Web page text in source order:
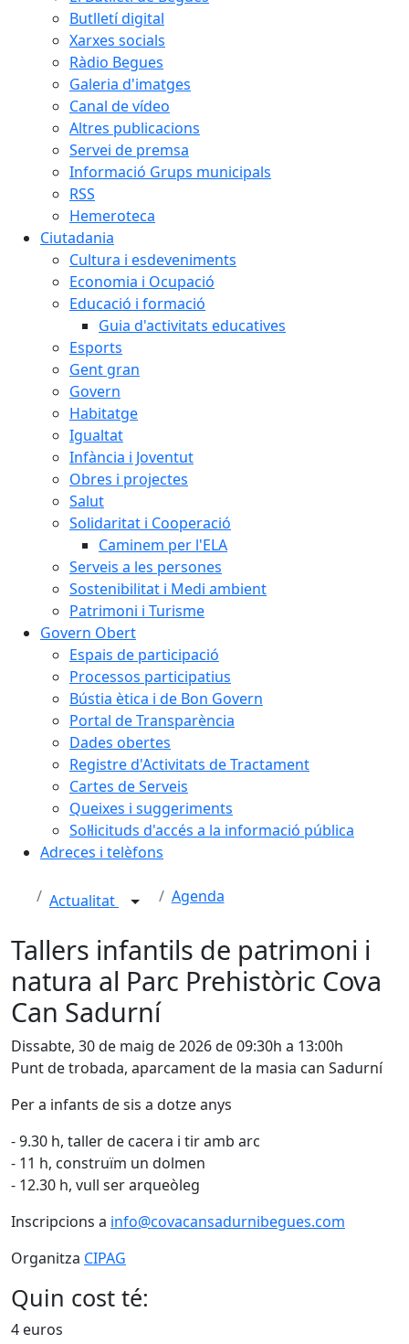
Butlletí digital
Xarxes socials
Ràdio Begues
Galeria d'imatges
Canal de vídeo
Altres publicacions
Servei de premsa
Informació Grups municipals
RSS
Hemeroteca
Ciutadania
Cultura i esdeveniments
Economia i Ocupació
Educació i formació
Guia d'activitats educatives
Esports
Gent gran
Govern
Habitatge
Igualtat
Infància i Joventut
Obres i projectes
Salut
Solidaritat i Cooperació
Caminem per l'ELA
Serveis a les persones
Sostenibilitat i Medi ambient
Patrimoni i Turisme
Govern Obert
Espais de participació
Processos participatius
Bústia ètica i de Bon Govern
Portal de Transparència
Dades obertes
Registre d'Activitats de Tractament
Cartes de Serveis
Queixes i suggeriments
Sol·licituds d'accés a la informació pública
Adreces i telèfons
Actualitat Agenda
Tallers infantils de patrimoni i
natura al Parc Prehistòric Cova
Can Sadurní
Dissabte, 30 de maig de 2026 de 09:30h a 13:00h
Punt de trobada, aparcament de la masia can Sadurní
Per a infants de sis a dotze anys
- 9.30 h, taller de cacera i tir amb arc
- 11 h, construïm un dolmen
- 12.30 h, vull ser arqueòleg
Inscripcions a info@covacansadurnibegues.com
Organitza CIPAG
Quin cost té:
4 euros